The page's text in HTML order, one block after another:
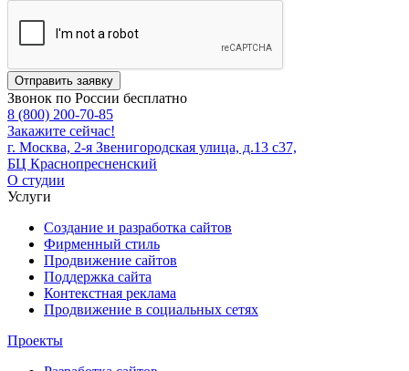
Отправить заявку
Звонок по России бесплатно
8 (800) 200-70-85
Закажите сейчас!
г. Москва, 2-я Звенигородская улица, д.13 с37,
БЦ Краснопресненский
О студии
Услуги
Создание и разработка сайтов
Фирменный стиль
Продвижение сайтов
Поддержка сайта
Контекстная реклама
Продвижение в социальных сетях
Проекты